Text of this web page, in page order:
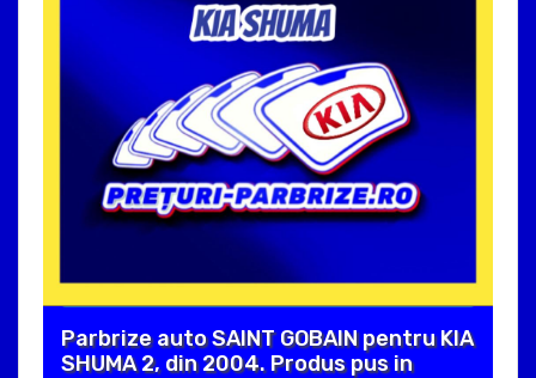
Parbrize auto SAINT GOBAIN pentru KIA
SHUMA 2, din 2004. Produs pus in